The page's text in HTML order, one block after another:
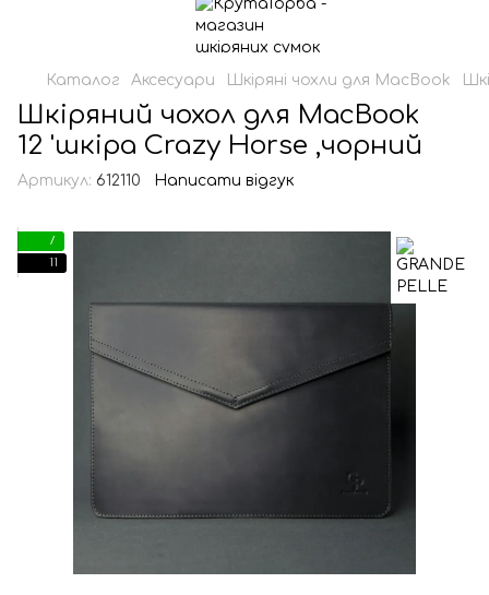
Каталог Аксесуари Шкіряні чохли для MacBook
Шкіряний чохол для MacBook
12 'шкіра Crazy Horse ,чорний
Артикул: 612110 Написати відгук
7
11